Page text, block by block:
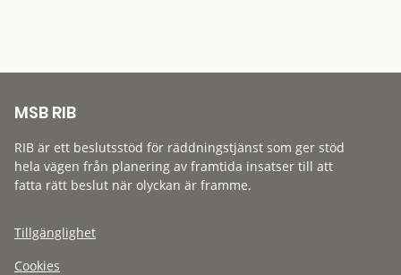
MSB RIB
RIB är ett beslutsstöd för räddningstjänst som ger stöd
hela vägen från planering av framtida insatser till att
fatta rätt beslut när olyckan är framme.
Tillgänglighet
Cookies